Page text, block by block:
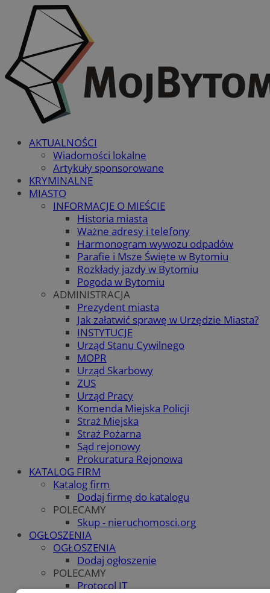
AKTUALNOŚCI
Wiadomości lokalne
Artykuły sponsorowane
KRYMINALNE
MIASTO
INFORMACJE O MIEŚCIE
Historia miasta
Ważne adresy i telefony
Harmonogram wywozu odpadów
Parafie i Msze Święte w Bytomiu
Rozkłady jazdy w Bytomiu
Pogoda w Bytomiu
ADMINISTRACJA
Prezydent miasta
Jak załatwić sprawę w Urzędzie Miasta?
INSTYTUCJE
Urząd Stanu Cywilnego
MOPR
Urząd Skarbowy
ZUS
Urząd Pracy
Komenda Miejska Policji
Straż Miejska
Straż Pożarna
Sąd rejonowy
Prokuratura Rejonowa
KATALOG FIRM
Katalog firm
Dodaj firmę do katalogu
POLECAMY
Skup - nieruchomosci.org
OGŁOSZENIA
OGŁOSZENIA
Dodaj ogłoszenie
POLECAMY
Protocol IT